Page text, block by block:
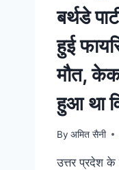
बर्थडे
हुई
मौत,
हुआ था
By अमित सैनी
उत्तर प्रदेश के